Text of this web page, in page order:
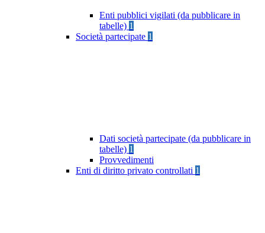
Enti pubblici vigilati (da pubblicare in
tabelle) 1
Società partecipate 1
Dati società partecipate (da pubblicare in
tabelle) 1
Provvedimenti
Enti di diritto privato controllati 1